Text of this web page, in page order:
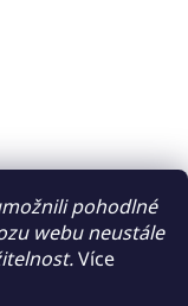
pohodlné
webu neustále
Více